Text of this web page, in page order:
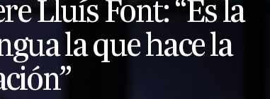
Lluís Font: “Es la
la que hace la